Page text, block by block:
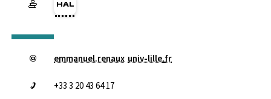
HAL emmanuel-renaux (Ouverture dans une nouvelle fenêtre)
emmanuel.renaux univ-lille.fr
+33 3 20 43 64 17